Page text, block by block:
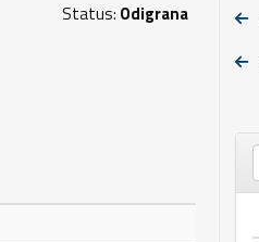
Status: Odigrana